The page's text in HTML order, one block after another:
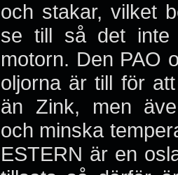
och stakar, vilket
se till så det inte
motorn. Den PAO
oljorna är till för
än Zink, men
och minska
ESTERN är en